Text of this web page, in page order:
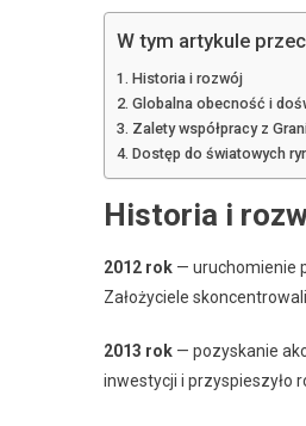
W tym artykule
Historia i rozwój
Globalna obecność i
Zalety współpracy z
Dostęp do światowych
Historia i
2012 rok — uruchomienie
Założyciele
2013 rok — pozyskanie
inwestycji i przyspieszyło